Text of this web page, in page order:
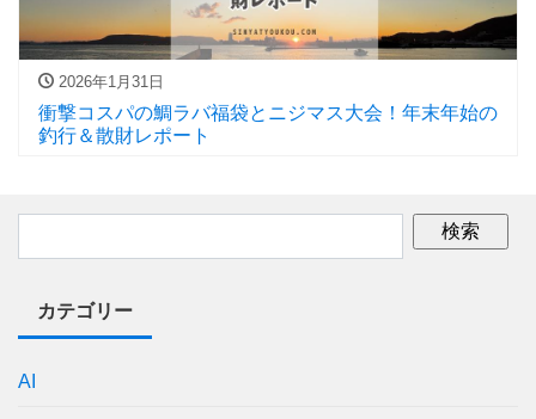
2026年1月31日
衝撃コスパの鯛ラバ福袋とニジマス大会！年末年始の
釣行＆散財レポート
カテゴリー
AI